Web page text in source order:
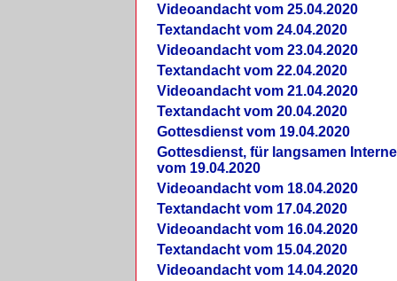
Videoandacht vom 25.04.2020
Textandacht vom 24.04.2020
Videoandacht vom 23.04.2020
Textandacht vom 22.04.2020
Videoandacht vom 21.04.2020
Textandacht vom 20.04.2020
Gottesdienst vom 19.04.2020
Gottesdienst, für langsamen
vom 19.04.2020
Videoandacht vom 18.04.2020
Textandacht vom 17.04.2020
Videoandacht vom 16.04.2020
Textandacht vom 15.04.2020
Videoandacht vom 14.04.2020